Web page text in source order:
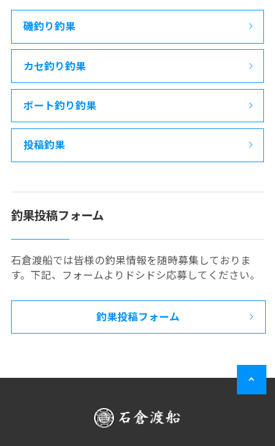
磯釣り釣果
カセ釣り釣果
ボート釣り釣果
投稿釣果
釣果投稿フォーム
石倉渡船では皆様の釣果情報を随時募集しておりま
す。下記、フォームよりドシドシ応募してください。
釣果投稿フォーム